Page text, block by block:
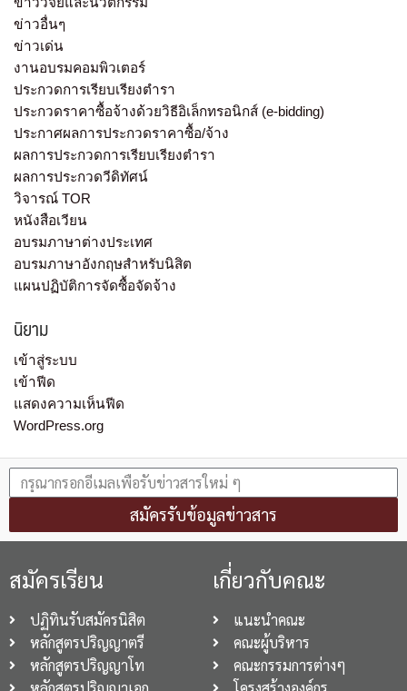
ข่าวอื่นๆ
ข่าวเด่น
งานอบรมคอมพิวเตอร์
ประกวดการเรียบเรียงตำรา
ประกวดราคาซื้อจ้างด้วยวิธีอิเล็กทรอนิกส์ (e-bidding)
ประกาศผลการประกวดราคาซื้อ/จ้าง
ผลการประกวดการเรียบเรียงตำรา
ผลการประกวดวีดิทัศน์
วิจารณ์ TOR
หนังสือเวียน
อบรมภาษาต่างประเทศ
อบรมภาษาอังกฤษสำหรับนิสิต
แผนปฏิบัติการจัดซื้อจัดจ้าง
นิยาม
เข้าสู่ระบบ
เข้าฟีด
แสดงความเห็นฟีด
WordPress.org
สมัครรับข้อมูลข่าวสาร
สมัครเรียน
ปฏิทินรับสมัครนิสิต
หลักสูตรปริญญาตรี
หลักสูตรปริญญาโท
เกี่ยวกับคณะ
แนะนำคณะ
คณะผู้บริหาร
คณะกรรมการต่างๆ